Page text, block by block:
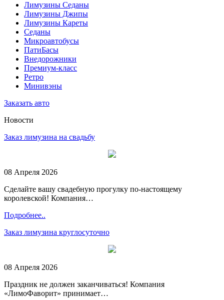
Лимузины Седаны
Лимузины Джипы
Лимузины Кареты
Седаны
Микроавтобусы
ПатиБасы
Внедорожники
Премиум-класс
Ретро
Минивэны
Заказать авто
Новости
Заказ лимузина на свадьбу
08 Апреля 2026
Сделайте вашу свадебную прогулку по-настоящему
королевской! Компания…
Подробнее..
Заказ лимузина круглосуточно
08 Апреля 2026
Праздник не должен заканчиваться! Компания
«ЛимоФаворит» принимает…